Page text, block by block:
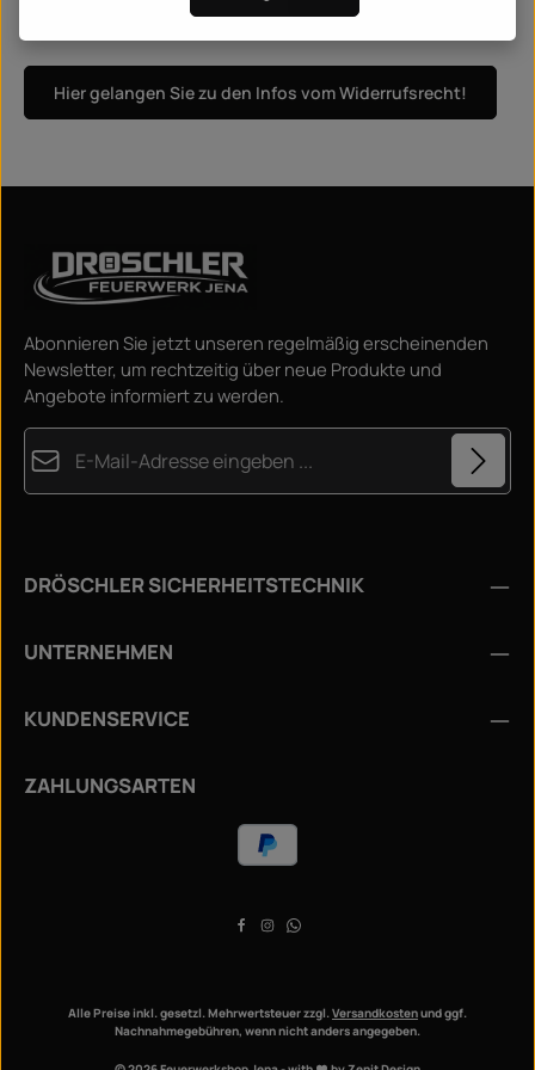
Hier gelangen Sie zu den Infos vom Widerrufsrecht!
Abonnieren Sie jetzt unseren regelmäßig erscheinenden
Newsletter, um rechtzeitig über neue Produkte und
Angebote informiert zu werden.
E-Mail-Adresse*
Kenntnis genommen und dieAGBgelesen und bin mit
Pflichtfelder.
DRÖSCHLER SICHERHEITSTECHNIK
UNTERNEHMEN
KUNDENSERVICE
ZAHLUNGSARTEN
Alle Preise inkl. gesetzl. Mehrwertsteuer zzgl.Versandkostenund ggf.
Nachnahmegebühren, wenn nicht anders angegeben.